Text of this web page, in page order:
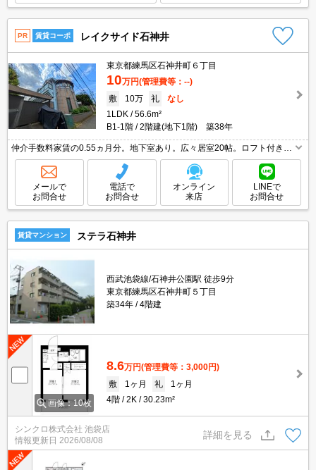
PR 賃貸コーポ レイクサイド石神井
東京都練馬区石神井町６丁目
10万円(管理費等：--)
敷
10万 礼
なし
1LDK
56.6m²
B1-1階
2階建(地下1階) 築38年
仲介手数料家賃の0.55ヵ月分。地下室あり。広々居室20帖。ロフト付き。
トランクルームあり。バス・トイレ別。独立洗面台。石神井公園へ400
m。火災保険料18,000円～。ぜひお問い合わせください。
メールで
お問合せ
電話で
お問合せ
オンライン
来店
LINEで
お問合せ
賃貸マンション ステラ石神井
西武池袋線/石神井公園駅 徒歩9分
東京都練馬区石神井町５丁目
築34年
4階建
画像：10枚
8.6万円(管理費等：3,000円)
敷
1ヶ月 礼
1ヶ月
4階
2K 30.23m²
シンクロ株式会社 池袋店
情報更新日 2026/08/08
詳細を見る